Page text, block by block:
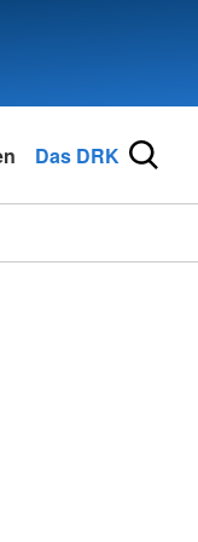
Das DRK